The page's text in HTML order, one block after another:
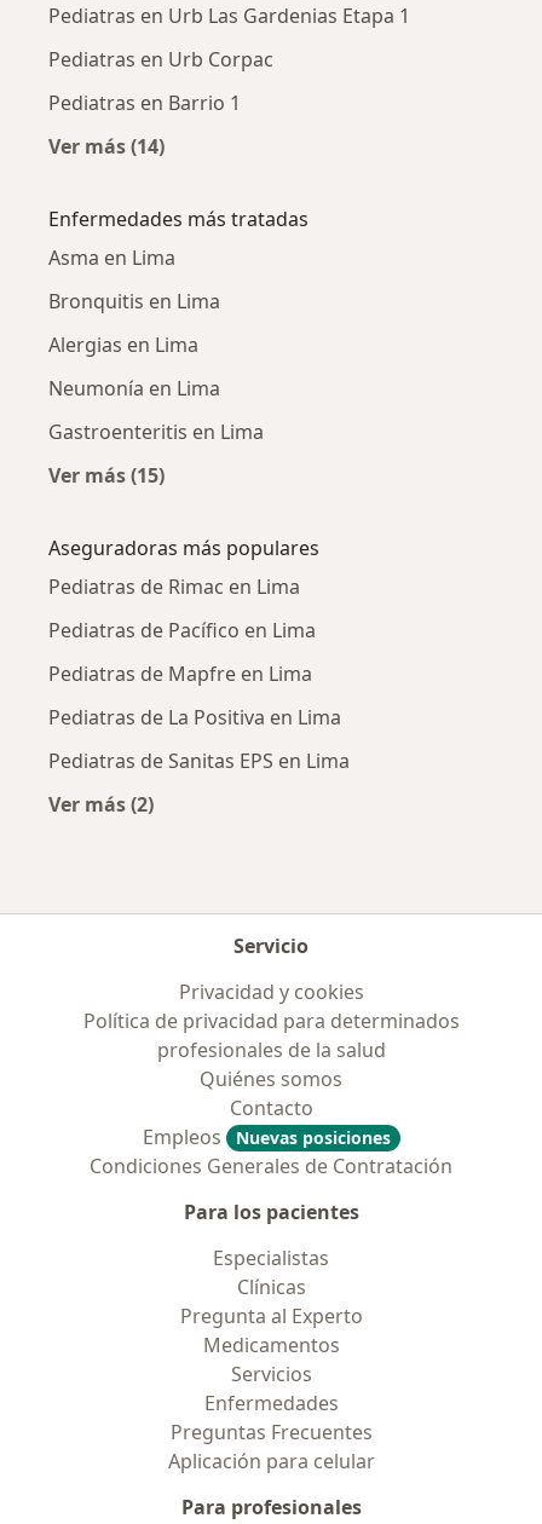
Pediatras en Urb Las Gardenias Etapa 1
Pediatras en Urb Corpac
Pediatras en Barrio 1
Ver más (14)
Enfermedades más tratadas
Asma en Lima
Bronquitis en Lima
Alergias en Lima
Neumonía en Lima
Gastroenteritis en Lima
Ver más (15)
Aseguradoras más populares
Pediatras de Rimac en Lima
Pediatras de Pacífico en Lima
Pediatras de Mapfre en Lima
Pediatras de La Positiva en Lima
Pediatras de Sanitas EPS en Lima
Ver más (2)
Servicio
Privacidad y cookies
Política de privacidad para determinados
profesionales de la salud
Quiénes somos
Contacto
Empleos
Nuevas posiciones
Condiciones Generales de Contratación
Para los pacientes
Especialistas
Clínicas
Pregunta al Experto
Medicamentos
Servicios
Enfermedades
Preguntas Frecuentes
Aplicación para celular
Para profesionales